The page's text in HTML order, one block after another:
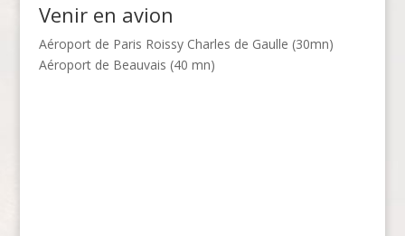
Venir en avion
Aéroport de Paris Roissy Charles de Gaulle (30mn)
Aéroport de Beauvais (40 mn)